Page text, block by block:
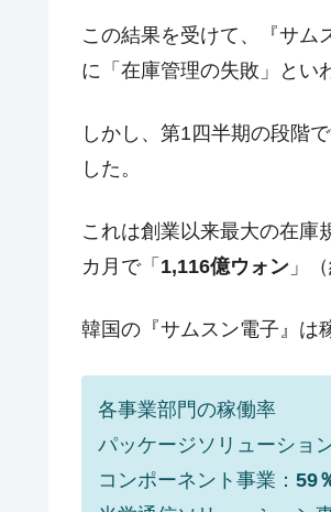
この結果を受けて、『サ
に「在庫管理の失敗」とい
しかし、第1四半期の段階
した。
これは創業以来最大の在庫
カ月で「 1,116億ウォン 」
韓国の『サムスン電子』は
各事業部門の稼働率
パッケージソリューショ
コンポーネント事業： 59